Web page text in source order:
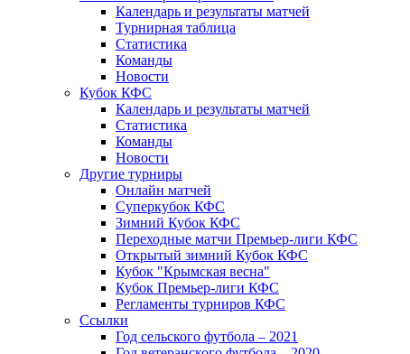
Календарь и результаты матчей
Турнирная таблица
Статистика
Команды
Новости
Кубок КФС
Календарь и результаты матчей
Статистика
Команды
Новости
Другие турниры
Онлайн матчей
Суперкубок КФС
Зимний Кубок КФС
Переходные матчи Премьер-лиги КФС
Открытый зимний Кубок КФС
Кубок "Крымская весна"
Кубок Премьер-лиги КФС
Регламенты турниров КФС
Ссылки
Год сельского футбола – 2021